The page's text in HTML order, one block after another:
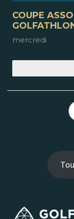
COUPE
mercredi